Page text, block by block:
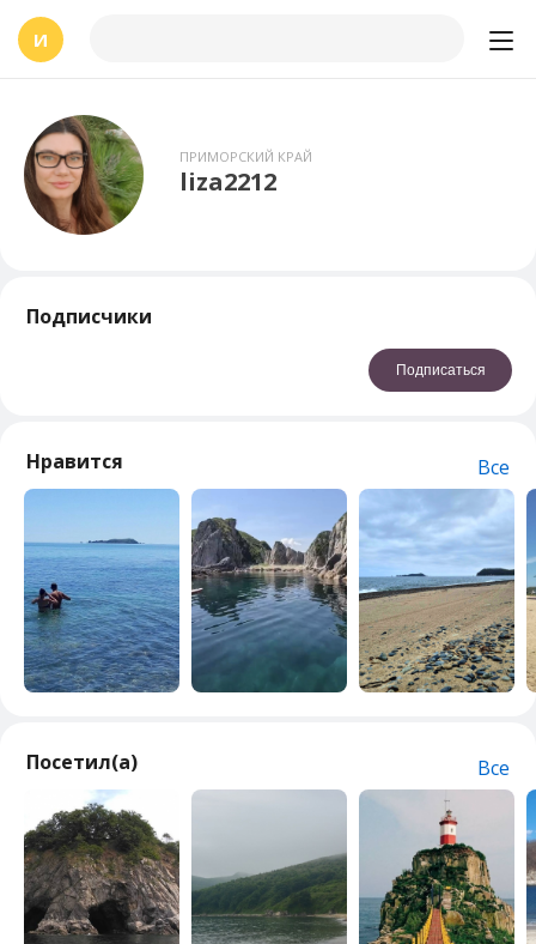
И
ПРИМОРСКИЙ КРАЙ
liza2212
Подписчики
Подписаться
Нравится Все
Посетил(а) Все